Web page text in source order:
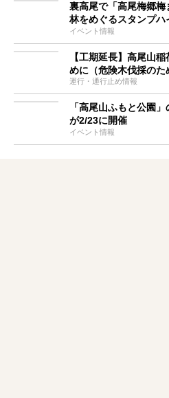
裏高尾で「高尾梅郷
林をめぐるスタンプハ
イベント情報
【工期延長】高尾山
めに（危険木伐採のた
運行・通行止め情報
「高尾山ふもと公園
が2/23に開催
イベント情報